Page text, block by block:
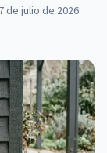
7 de julio de 2026